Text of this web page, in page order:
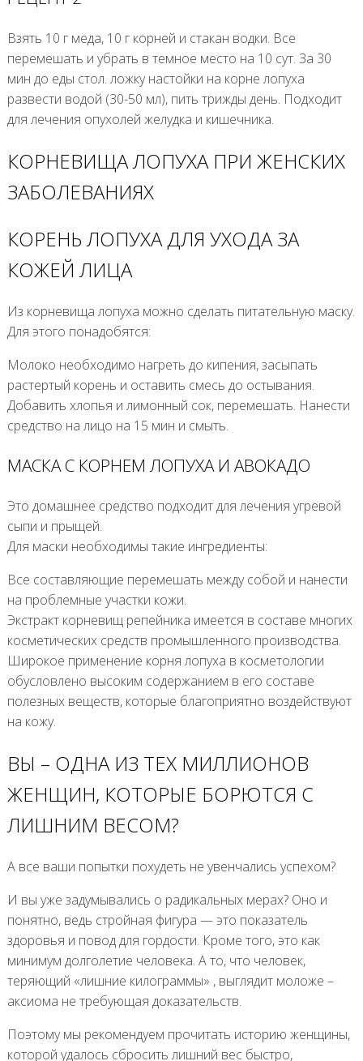
Взять 10 г меда, 10 г корней и стакан водки. Все
перемешать и убрать в темное место на 10 сут. За 30
мин до еды стол. ложку настойки на корне лопуха
развести водой (30-50 мл), пить трижды день. Подходит
для лечения опухолей желудка и кишечника.
КОРНЕВИЩА ЛОПУХА ПРИ ЖЕНСКИХ
ЗАБОЛЕВАНИЯХ
КОРЕНЬ ЛОПУХА ДЛЯ УХОДА ЗА
КОЖЕЙ ЛИЦА
Из корневища лопуха можно сделать питательную маску.
Для этого понадобятся:
Молоко необходимо нагреть до кипения, засыпать
растертый корень и оставить смесь до остывания.
Добавить хлопья и лимонный сок, перемешать. Нанести
средство на лицо на 15 мин и смыть.
МАСКА С КОРНЕМ ЛОПУХА И АВОКАДО
Это домашнее средство подходит для лечения угревой
сыпи и прыщей.
Для маски необходимы такие ингредиенты:
Все составляющие перемешать между собой и нанести
на проблемные участки кожи.
Экстракт корневищ репейника имеется в составе многих
косметических средств промышленного производства.
Широкое применение корня лопуха в косметологии
обусловлено высоким содержанием в его составе
полезных веществ, которые благоприятно воздействуют
на кожу.
ВЫ – ОДНА ИЗ ТЕХ МИЛЛИОНОВ
ЖЕНЩИН, КОТОРЫЕ БОРЮТСЯ С
ЛИШНИМ ВЕСОМ?
А все ваши попытки похудеть не увенчались успехом?
И вы уже задумывались о радикальных мерах? Оно и
понятно, ведь стройная фигура — это показатель
здоровья и повод для гордости. Кроме того, это как
минимум долголетие человека. А то, что человек,
теряющий «лишние килограммы» , выглядит моложе –
аксиома не требующая доказательств.
Поэтому мы рекомендуем прочитать историю женщины,
которой удалось сбросить лишний вес быстро,